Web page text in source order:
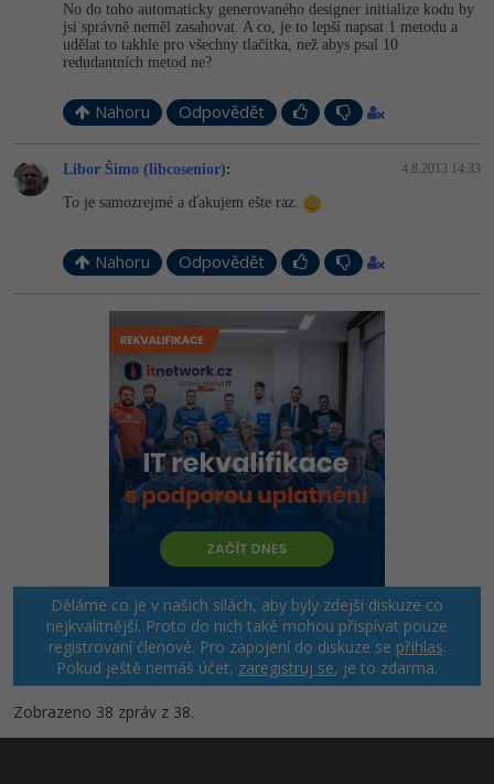
No do toho automaticky generovaného designer initialize kodu by
jsi správně neměl zasahovat. A co, je to lepší napsat 1 metodu a
udělat to takhle pro všechny tlačítka, než abys psal 10
redudantních metod ne?
Nahoru Odpovědět
Libor Šimo (libcosenior): 4.8.2013 14:33
To je samozrejmé a ďakujem ešte raz.
Nahoru Odpovědět
Děláme co je v našich silách, aby byly zdejší diskuze co
nejkvalitnější. Proto do nich také mohou přispívat pouze
registrovaní členové. Pro zapojení do diskuze se přihlas.
Pokud ještě nemáš účet, zaregistruj se, je to zdarma.
Zobrazeno 38 zpráv z 38.